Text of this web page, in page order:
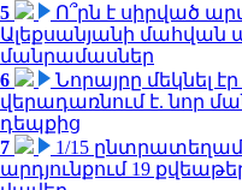
5
Ո՞րն է սիրված
Ալեքսանյանի
մանրամասներ
6
Նորայրը մեկնել
վերադառնում է. նոր
դեպքից
7
1/15
արդյունքում 19